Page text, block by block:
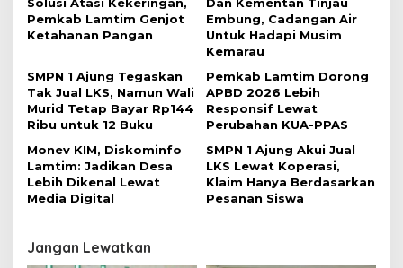
s
Pemkab Lamtim Genjot
Ketahanan Pangan
Embung, Cadangan Air
Untuk Hadapi Musim
Kemarau
SMPN 1 Ajung Tegaskan
Tak Jual LKS, Namun Wali
Murid Tetap Bayar Rp144
Ribu untuk 12 Buku
Pemkab Lamtim Dorong
APBD 2026 Lebih
Responsif Lewat
Perubahan KUA-PPAS
Monev KIM, Diskominfo
Lamtim: Jadikan Desa
Lebih Dikenal Lewat
Media Digital
SMPN 1 Ajung Akui Jual
LKS Lewat Koperasi,
Klaim Hanya Berdasarkan
Pesanan Siswa
Jangan Lewatkan